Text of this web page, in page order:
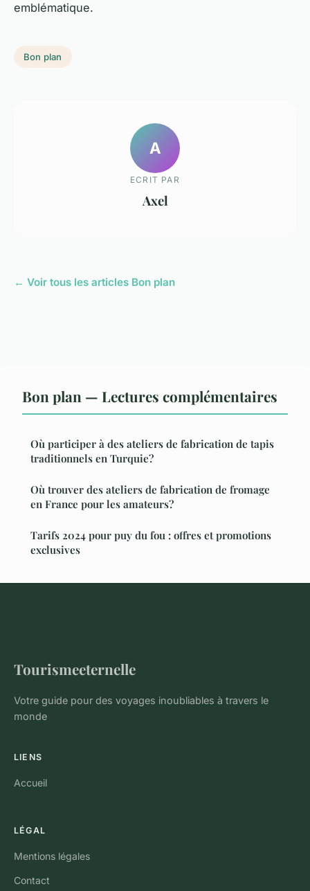
emblématique.
Bon plan
A
ECRIT PAR
Axel
← Voir tous les articles Bon plan
Bon plan — Lectures complémentaires
Où participer à des ateliers de fabrication de tapis
traditionnels en Turquie?
Où trouver des ateliers de fabrication de fromage
en France pour les amateurs?
Tarifs 2024 pour puy du fou : offres et promotions
exclusives
Tourismeeternelle
Votre guide pour des voyages inoubliables à travers le
monde
LIENS
Accueil
LÉGAL
Mentions légales
Contact